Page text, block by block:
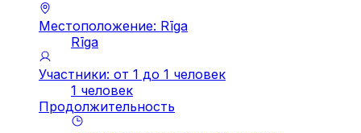
Местоположение: Rīga
Rīga
Участники: от 1 до 1 человек
1 человек
Продолжительность